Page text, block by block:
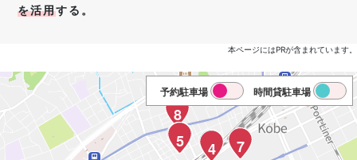
を活用する。
本ページにはPRが含まれています。
13
12
8
7
6
5 4
予約駐車場 時間貸駐車場